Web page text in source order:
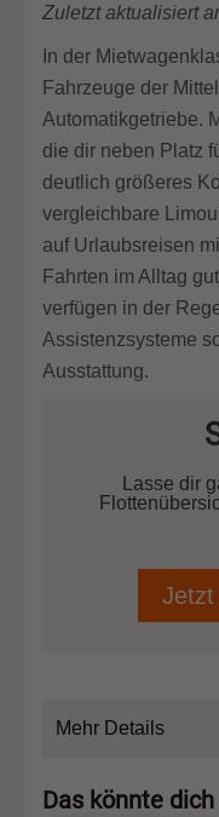
Zuletzt aktualisiert
In der
Fahrzeuge der
Automatikgetriebe.
die dir neben Platz
deutlich größeres
vergleichbare
auf Urlaubsreisen
Fahrten im Alltag
verfügen in der
Assistenzsysteme
Ausstattung.
Lasse dir
Jetzt
Mehr Details
Das könnte